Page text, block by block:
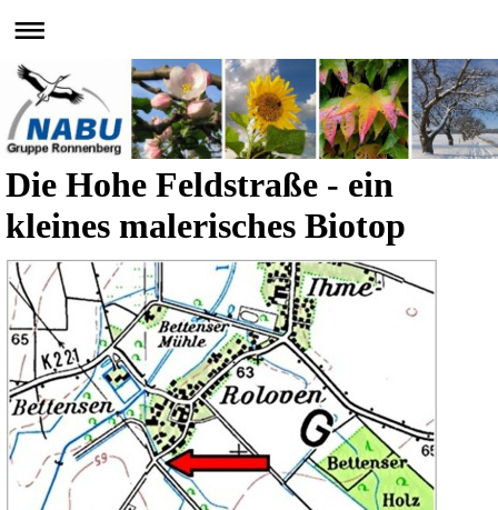
Die Hohe Feldstraße - ein
kleines malerisches Biotop